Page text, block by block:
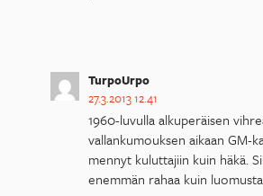
TurpoUrpo
27.3.2013 12.41
1960-luvulla alkuperäisen
vallankumouksen aikaan GM-
mennyt kuluttajiin kuin häkä.
enemmän rahaa kuin